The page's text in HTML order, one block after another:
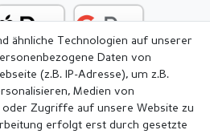
ähnliche Technologien auf unserer
Daten von
(z.B. IP-Adresse), um z.B.
Medien von
Zugriffe auf unsere Website zu
erfolgt erst durch gesetzte